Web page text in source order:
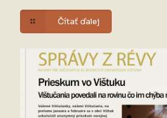
Čítať ďalej